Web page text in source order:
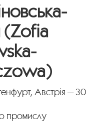
(Zofia
Австрія — 30
промислу